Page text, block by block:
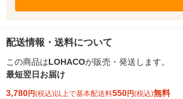
配送情報・送料について
この商品はLOHACOが販売・発送します。
最短翌日お届け
3,780円(税込)以上で基本配送料550円(税込)無料